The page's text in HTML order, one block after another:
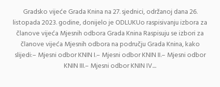
Gradsko vijeće Grada Knina na 27. sjednici, održanoj dana 26.
listopada 2023. godine, donijelo je ODLUKUo raspisivanju izbora za
članove vijeća Mjesnih odbora Grada Knina Raspisuju se izbori za
članove vijeća Mjesnih odbora na području Grada Knina, kako
slijedi:– Mjesni odbor KNIN I.– Mjesni odbor KNIN II.– Mjesni odbor
KNIN III.– Mjesni odbor KNIN IV....